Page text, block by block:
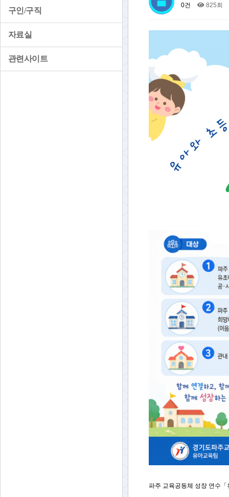
구인/구직
자료실
관련사이트
0건
825회
파주 교육공동체 성장 연수